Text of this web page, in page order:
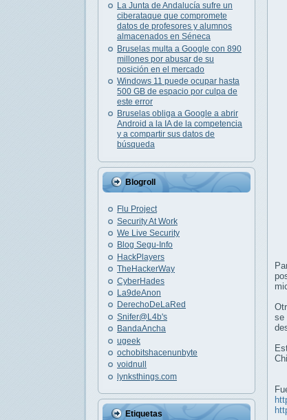
La Junta de Andalucía sufre un
ciberataque que compromete
datos de profesores y alumnos
almacenados en Séneca
Bruselas multa a Google con 890
millones por abusar de su
posición en el mercado
Windows 11 puede ocupar hasta
500 GB de espacio por culpa de
este error
Bruselas obliga a Google a abrir
Android a la IA de la competencia
y a compartir sus datos de
búsqueda
Blogroll
Flu Project
Security At Work
We Live Security
Blog Segu-Info
HackPlayers
TheHackerWay
CyberHades
La9deAnon
DerechoDeLaRed
Snifer@L4b's
BandaAncha
ugeek
ochobitshacenunbyte
voidnull
lynksthings.com
Etiquetas
se